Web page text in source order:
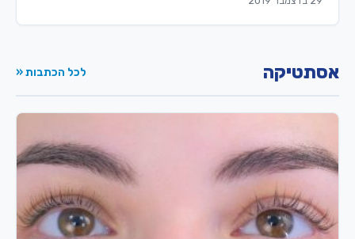
אסתטיקה לכל הכתבות «